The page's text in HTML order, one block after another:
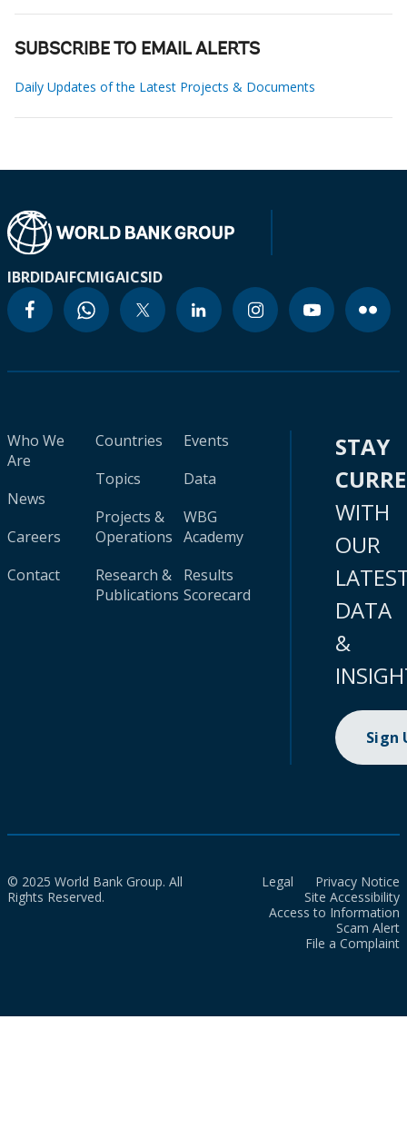
SUBSCRIBE TO EMAIL ALERTS
Daily Updates of the Latest Projects & Documents
IBRDIDAIFCMIGAICSID
Who We
Are
News
Careers
Contact
Countries
Topics
Projects &
Operations
Research &
Publications
Events
Data
WBG
Academy
Results
Scorecard
STAY
WITH
OUR
DATA
&
Sign
© 2025 World Bank Group. All
Rights Reserved.
Legal
Privacy Notice
Site Accessibility
Access to Information
Scam Alert
File a Complaint